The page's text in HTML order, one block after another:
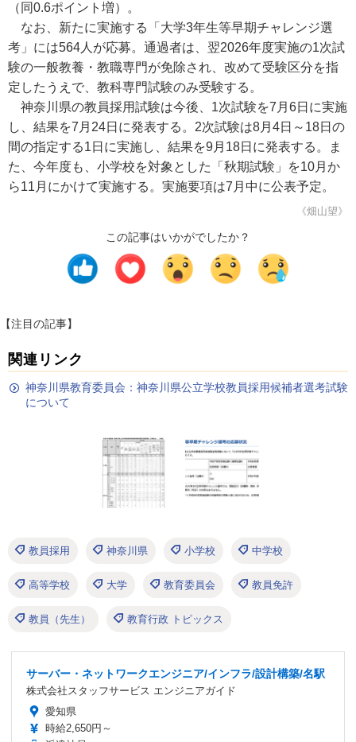
（同0.6ポイント増）。
なお、新たに実施する「大学3年生等早期チャレンジ選
考」には564人が応募。通過者は、翌2026年度実施の1次試
験の一般教養・教職専門が免除され、改めて受験区分を指
定したうえで、教科専門試験のみ受験する。
神奈川県の教員採用試験は今後、1次試験を7月6日に実施
し、結果を7月24日に発表する。2次試験は8月4日～18日の
間の指定する1日に実施し、結果を9月18日に発表する。ま
た、今年度も、小学校を対象とした「秋期試験」を10月か
ら11月にかけて実施する。実施要項は7月中に公表予定。
《畑山望》
この記事はいかがでしたか？
【注目の記事】
関連リンク
神奈川県教育委員会：神奈川県公立学校教員採用候補者選考試験
について
教員採用 神奈川県 小学校 中学校
高等学校 大学 教育委員会 教員免許
教員（先生） 教育行政 トピックス
サーバー・ネットワークエンジニア/インフラ/設計構築/名駅
株式会社スタッフサービス エンジニアガイド
愛知県
時給2,650円～